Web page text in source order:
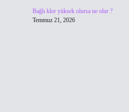
Bağlı klor yüksek olursa ne olur ?
Temmuz 21, 2026